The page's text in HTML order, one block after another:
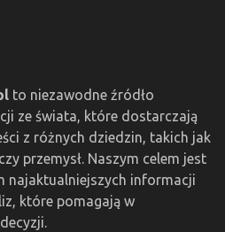
to niezawodne źródło
ze świata, które dostarczają
z różnych dziedzin, takich jak
przemysł. Naszym celem jest
najaktualniejszych informacji
które pomagają w